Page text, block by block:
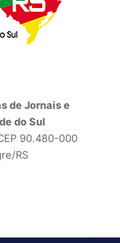
de Jornais e
do Sul
90.480-000
RS